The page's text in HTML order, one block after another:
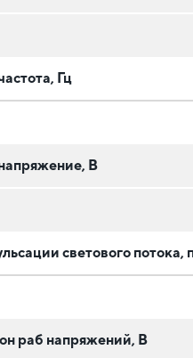
Гц
В
светового потока,
раб напряжений, В